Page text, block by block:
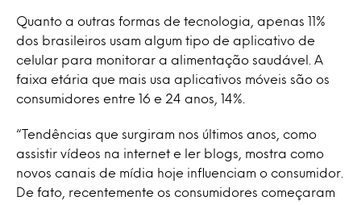
Quanto a outras formas de tecnologia, apenas 11%
dos brasileiros usam algum tipo de aplicativo de
celular para monitorar a alimentação saudável. A
faixa etária que mais usa aplicativos móveis são os
consumidores entre 16 e 24 anos, 14%.
“Tendências que surgiram nos últimos anos, como
assistir vídeos na internet e ler blogs, mostra como
novos canais de mídia hoje influenciam o consumidor.
De fato, recentemente os consumidores começaram